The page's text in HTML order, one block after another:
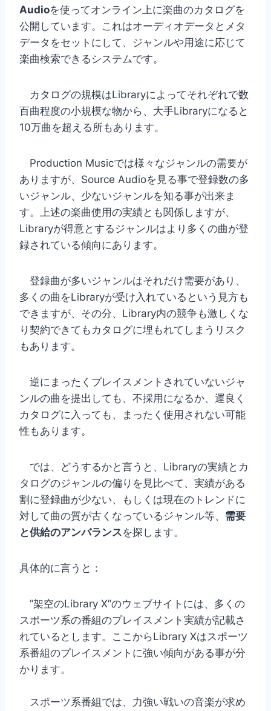
Audioを使ってオンライン上に楽曲のカタログを
公開しています。これはオーディオデータとメタ
データをセットにして、ジャンルや用途に応じて
楽曲検索できるシステムです。
カタログの規模はLibraryによってそれぞれで数
百曲程度の小規模な物から、大手Libraryになると
10万曲を超える所もあります。
Production Musicでは様々なジャンルの需要が
ありますが、Source Audioを見る事で登録数の多
いジャンル、少ないジャンルを知る事が出来ま
す。上述の楽曲使用の実績とも関係しますが、
Libraryが得意とするジャンルはより多くの曲が登
録されている傾向にあります。
登録曲が多いジャンルはそれだけ需要があり、
多くの曲をLibraryが受け入れているという見方も
できますが、その分、Library内の競争も激しくな
り契約できてもカタログに埋もれてしまうリスク
もあります。
逆にまったくプレイスメントされていないジャ
ンルの曲を提出しても、不採用になるか、運良く
カタログに入っても、まったく使用されない可能
性もあります。
では、どうするかと言うと、Libraryの実績とカ
タログのジャンルの偏りを見比べて、実績がある
割に登録曲が少ない、もしくは現在のトレンドに
対して曲の質が古くなっているジャンル等、 需要
と供給のアンバランスを探します。
具体的に言うと：
”架空のLibrary X”のウェブサイトには、多くの
スポーツ系の番組のプレイスメント実績が記載さ
れているとします。ここからLibrary Xはスポーツ
系番組のプレイスメントに強い傾向がある事が分
かります。
スポーツ系番組では、力強い戦いの音楽が求め